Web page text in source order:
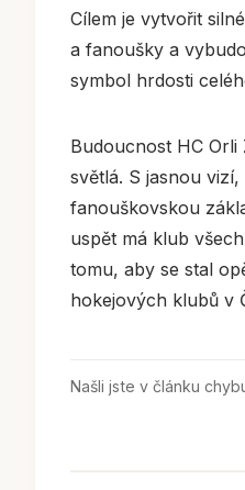
Cílem je vytvořit
a fanoušky a
symbol hrdosti
Budoucnost HC Orli
světlá. S jasnou
fanouškovskou
uspět má klub
tomu, aby se stal
hokejových klubů v
Našli jste v článku